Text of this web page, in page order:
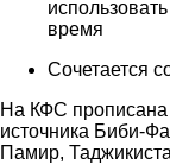
время
Сочетается
На КФС прописана
источника Биби-
Памир,